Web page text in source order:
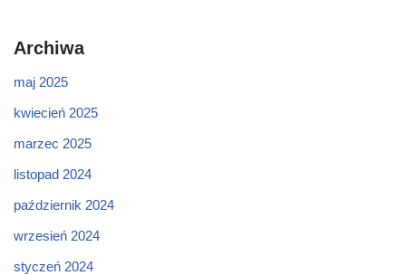
Archiwa
maj 2025
kwiecień 2025
marzec 2025
listopad 2024
październik 2024
wrzesień 2024
styczeń 2024